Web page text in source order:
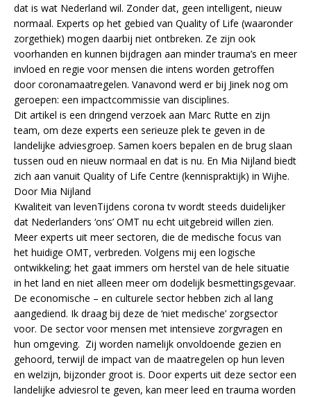
dat is wat Nederland wil. Zonder dat, geen intelligent, nieuw
normaal. Experts op het gebied van Quality of Life (waaronder
zorgethiek) mogen daarbij niet ontbreken. Ze zijn ook
voorhanden en kunnen bijdragen aan minder trauma’s en meer
invloed en regie voor mensen die intens worden getroffen
door coronamaatregelen. Vanavond werd er bij Jinek nog om
geroepen: een impactcommissie van disciplines.
Dit artikel is een dringend verzoek aan Marc Rutte en zijn
team, om deze experts een serieuze plek te geven in de
landelijke adviesgroep. Samen koers bepalen en de brug slaan
tussen oud en nieuw normaal en dat is nu. En Mia Nijland biedt
zich aan vanuit Quality of Life Centre (kennispraktijk) in Wijhe.
Door Mia Nijland
Kwaliteit van levenTijdens corona tv wordt steeds duidelijker
dat Nederlanders ‘ons’ OMT nu echt uitgebreid willen zien.
Meer experts uit meer sectoren, die de medische focus van
het huidige OMT, verbreden. Volgens mij een logische
ontwikkeling; het gaat immers om herstel van de hele situatie
in het land en niet alleen meer om dodelijk besmettingsgevaar.
De economische – en culturele sector hebben zich al lang
aangediend. Ik draag bij deze de ‘niet medische’ zorgsector
voor. De sector voor mensen met intensieve zorgvragen en
hun omgeving. Zij worden namelijk onvoldoende gezien en
gehoord, terwijl de impact van de maatregelen op hun leven
en welzijn, bijzonder groot is. Door experts uit deze sector een
landelijke adviesrol te geven, kan meer leed en trauma worden